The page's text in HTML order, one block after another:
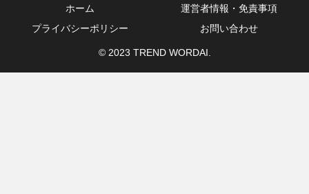
ホーム
運営者情報・免責事項
プライバシーポリシー
お問い合わせ
© 2023 TREND WORDAI.